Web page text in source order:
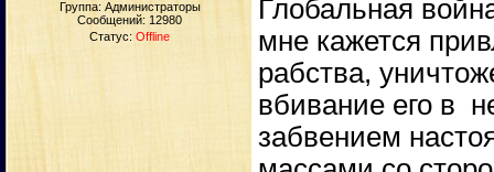
Группа: Администраторы
Сообщений: 12980
Статус: Offline
Глобальная
мне кажется
рабства,
вбивание его в
забвением